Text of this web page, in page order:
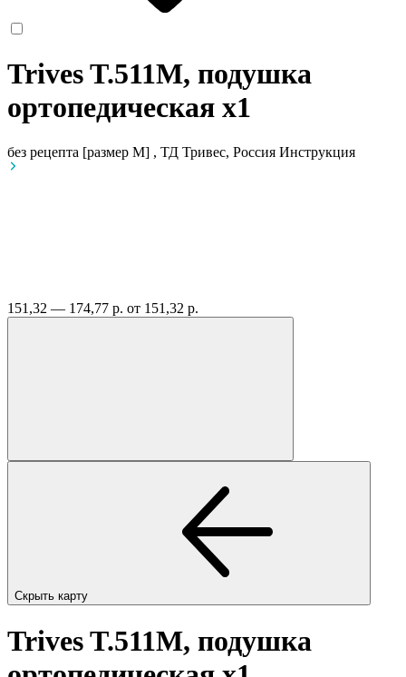
Trives T.511M, подушка
ортопедическая x1
без рецепта [размер M] , ТД Тривес, Россия Инструкция
151,32 — 174,77 р. от 151,32 р.
Скрыть карту
Trives T.511M, подушка